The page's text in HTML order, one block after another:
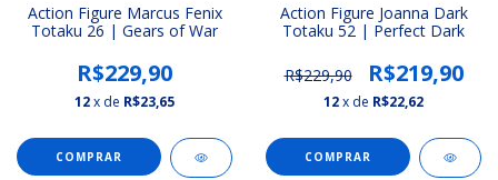
Action Figure Marcus Fenix
Totaku 26 | Gears of War
R$229,90
12x de R$23,65
COMPRAR
Action Figure Joanna Dark
Totaku 52 | Perfect Dark
R$229,90 R$219,90
12x de R$22,62
COMPRAR